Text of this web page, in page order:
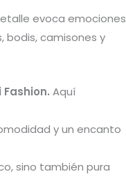
evoca emociones
bodis, camisones y
Aquí
y un encanto
sino también pura